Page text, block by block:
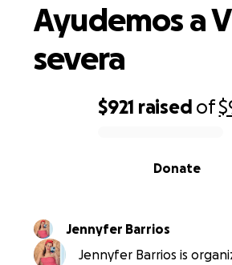
$921 raised of
Donate
Ayudemos a
severa
Jennyfer Barrios
Jennyfer Barrios is